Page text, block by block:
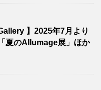
】2025年7月より
夏のAllumage展」ほか